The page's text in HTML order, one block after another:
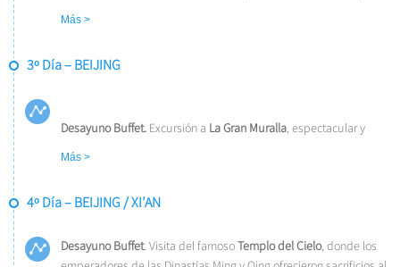
Más >
3º Día – BEIJING
Desayuno Buffet. Excursión a La Gran Muralla, espectacular y
incluido.Por la tarde, regresamos a la ciudad con parada cerca
(CentroNacional de Natación)para tomar fotos.Alojamiento.
Más >
4º Día – BEIJING / XI’AN
Desayuno Buffet. Visita del famosoTemplo del Cielo, donde los